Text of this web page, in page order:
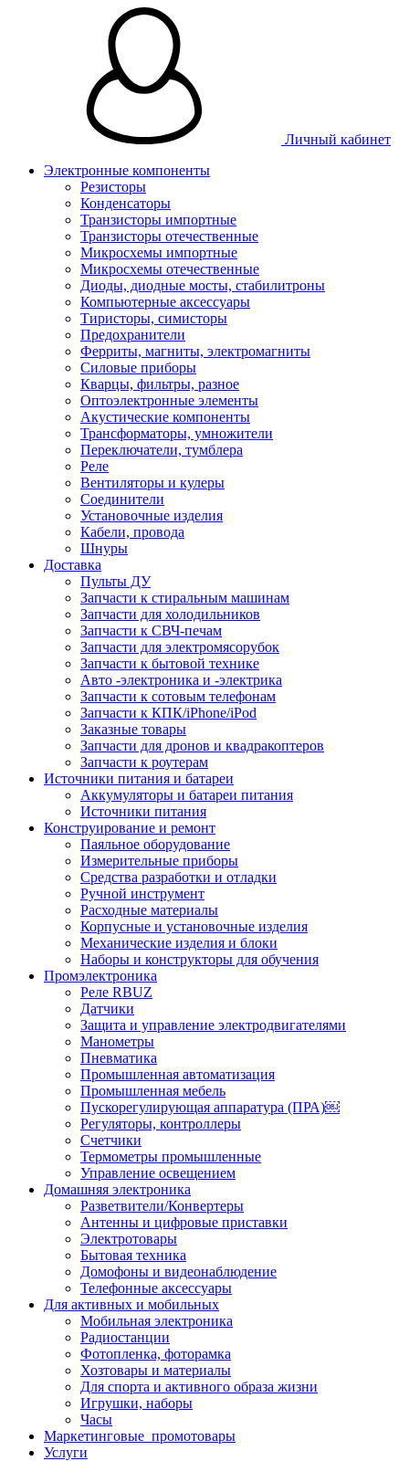
Личный кабинет
Электронные компоненты
Резисторы
Конденсаторы
Транзисторы импортные
Транзисторы отечественные
Микросхемы импортные
Микросхемы отечественные
Диоды, диодные мосты, стабилитроны
Компьютерные аксессуары
Тиристоры, симисторы
Предохранители
Ферриты, магниты, электромагниты
Силовые приборы
Кварцы, фильтры, разное
Оптоэлектронные элементы
Акустические компоненты
Трансформаторы, умножители
Переключатели, тумблера
Реле
Вентиляторы и кулеры
Соединители
Установочные изделия
Кабели, провода
Шнуры
Доставка
Пульты ДУ
Запчасти к стиральным машинам
Запчасти для холодильников
Запчасти к СВЧ-печам
Запчасти для электромясорубок
Запчасти к бытовой технике
Авто -электроника и -электрика
Запчасти к сотовым телефонам
Запчасти к КПК/iPhone/iPod
Заказные товары
Запчасти для дронов и квадракоптеров
Запчасти к роутерам
Источники питания и батареи
Аккумуляторы и батареи питания
Источники питания
Конструирование и ремонт
Паяльное оборудование
Измерительные приборы
Средства разработки и отладки
Ручной инструмент
Расходные материалы
Корпусные и установочные изделия
Механические изделия и блоки
Наборы и конструкторы для обучения
Промэлектроника
Реле RBUZ
Датчики
Защита и управление электродвигателями
Манометры
Пневматика
Промышленная автоматизация
Промышленная мебель
Пускорегулирующая аппаратура (ПРА)￼
Регуляторы, контроллеры
Счетчики
Термометры промышленные
Управление освещением
Домашняя электроника
Разветвители/Конвертеры
Антенны и цифровые приставки
Электротовары
Бытовая техника
Домофоны и видеонаблюдение
Телефонные аксессуары
Для активных и мобильных
Мобильная электроника
Радиостанции
Фотопленка, фоторамка
Хозтовары и материалы
Для спорта и активного образа жизни
Игрушки, наборы
Часы
Маркетинговые_промотовары
Услуги